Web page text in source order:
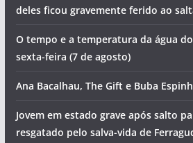
deles ficou gravemente ferido ao
O tempo e a temperatura da água
sexta-feira (7 de agosto)
Ana Bacalhau, The Gift e Buba
Jovem em estado grave após salto
resgatado pelo salva-vida de